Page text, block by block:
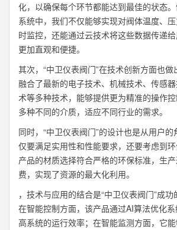
化，以确保每个环节都能达到最佳的状态
系统中，我们不仅能够实现对阀体温度、
时监控，还能通过云技术将这些数据传递
更加直观和便捷。
其次，“中卫仪表阀门”在技术创新方面也
融合了最新的电子技术、机械技术、传感
术等多种技术，能够提供更为精准的操作
多种不同的介质，适应不同行业的需求。
同时，“中卫仪表阀门”的设计也是从用户
仅要满足实用性和性能要求，还要考虑到环
产品的材质选择符合严格的环保标准，生
费，实现了资源的最大化利用。
，技术与应用的结合是“中卫仪表阀门”成功
在智能控制方面，该产品通过AI算法优化
高系统的运行效率；在智能监测方面，它